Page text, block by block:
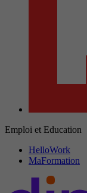
Emploi et Education
HelloWork
MaFormation